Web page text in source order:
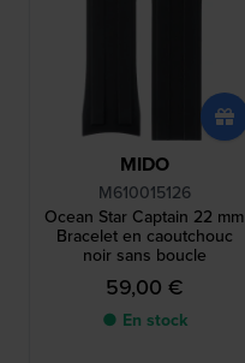
MIDO
M610015126
Ocean Star Captain 22 mm
Bracelet en caoutchouc
noir sans boucle
59,00 €
● En stock